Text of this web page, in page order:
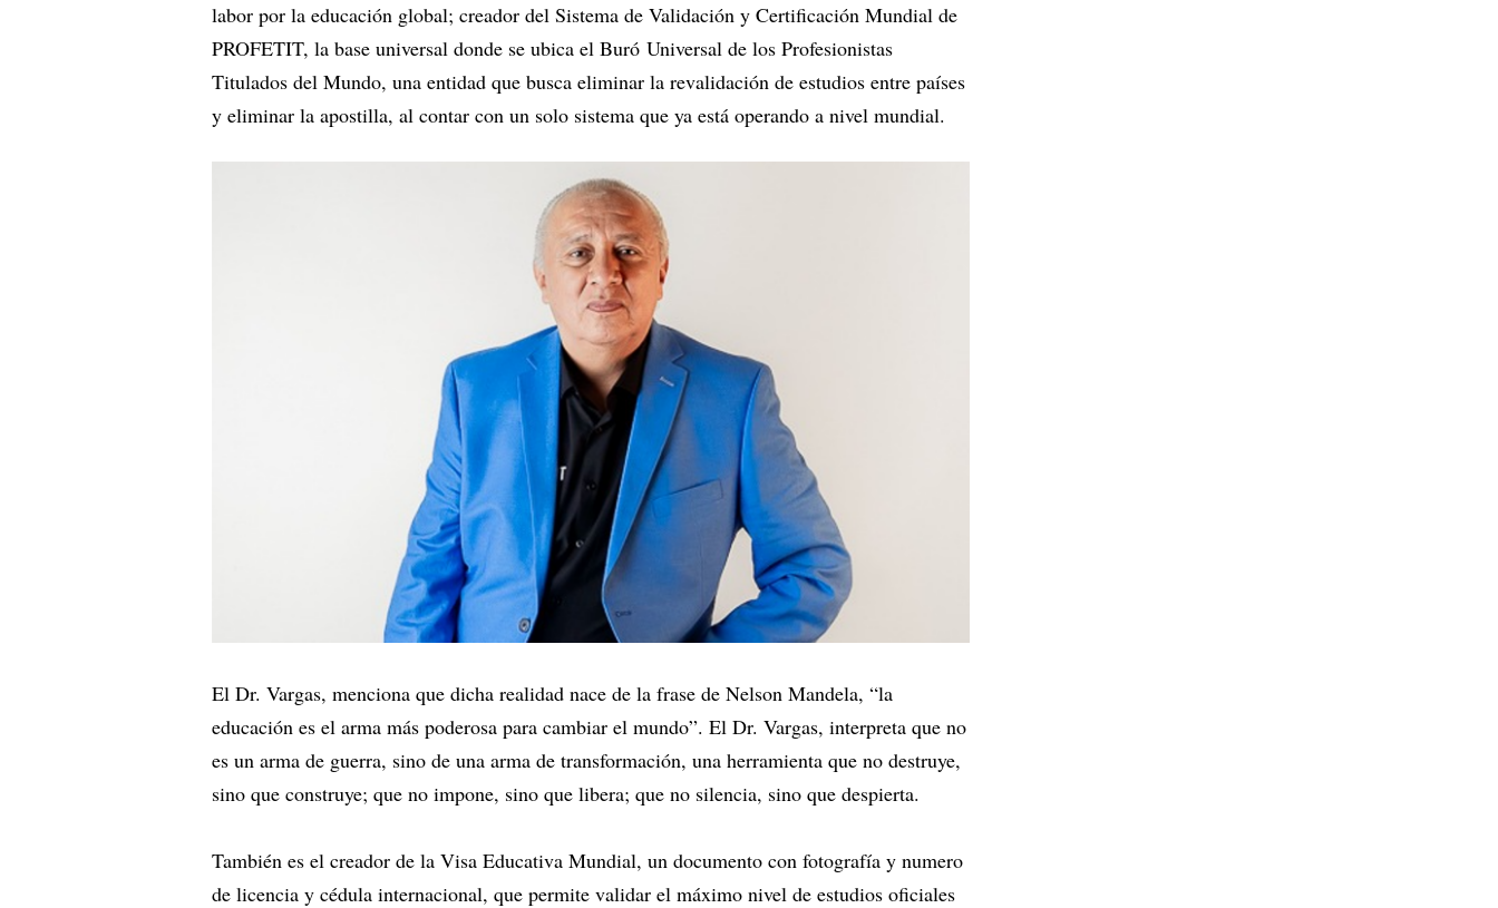
labor por la educación global; creador del Sistema de Validación y Certificación Mundial de
PROFETIT, la base universal donde se ubica el Buró Universal de los Profesionistas
Titulados del Mundo, una entidad que busca eliminar la revalidación de estudios entre países
y eliminar la apostilla, al contar con un solo sistema que ya está operando a nivel mundial.
El Dr. Vargas, menciona que dicha realidad nace de la frase de Nelson Mandela, “la
educación es el arma más poderosa para cambiar el mundo”. El Dr. Vargas, interpreta que no
es un arma de guerra, sino de una arma de transformación, una herramienta que no destruye,
sino que construye; que no impone, sino que libera; que no silencia, sino que despierta.
También es el creador de la Visa Educativa Mundial, un documento con fotografía y numero
de licencia y cédula internacional, que permite validar el máximo nivel de estudios oficiales